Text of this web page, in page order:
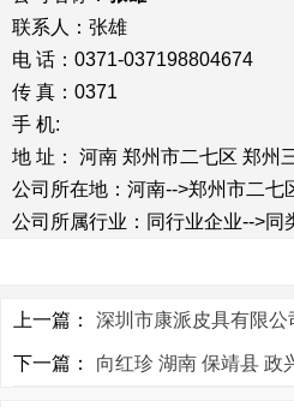
联系人：张雄
电 话：0371-037198804674
传 真：0371
手 机:
地 址： 河南 郑州市二七区 郑州
公司所在地：河南-->郑州市二七
公司所属行业：同行业企业-->
上一篇： 深圳市康派皮具有限公
下一篇： 向红珍 湖南 保靖县 政